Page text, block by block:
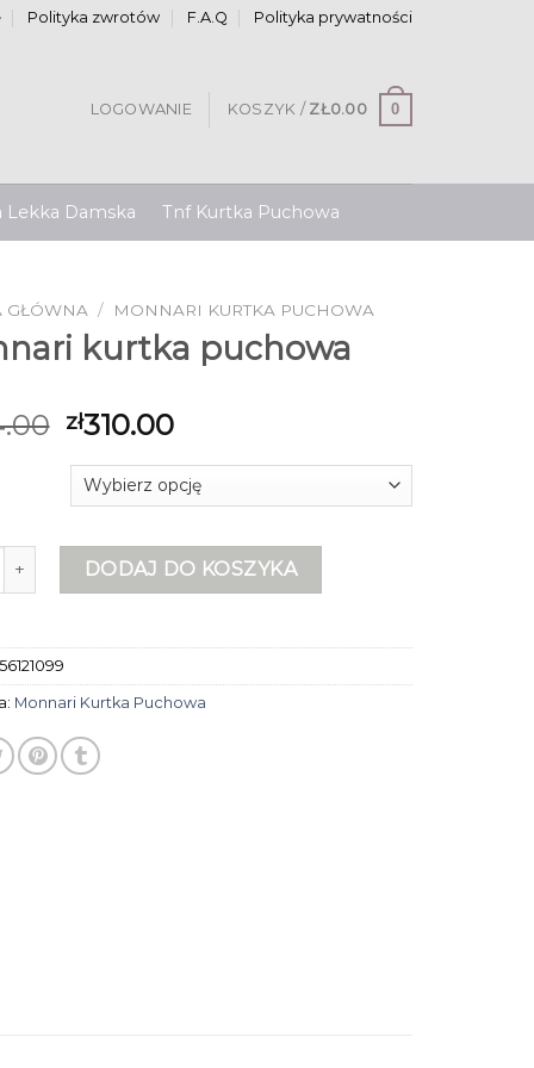
Polityka zwrotów F.A.Q Polityka prywatności
LOGOWANIE KOSZYK / ZŁ0.00 0
Lekka Damska Tnf Kurtka Puchowa
GŁÓWNA / MONNARI KURTKA PUCHOWA
kurtka puchowa
zł310.00
kurtka puchowa
DODAJ DO KOSZYKA
Monnari Kurtka Puchowa